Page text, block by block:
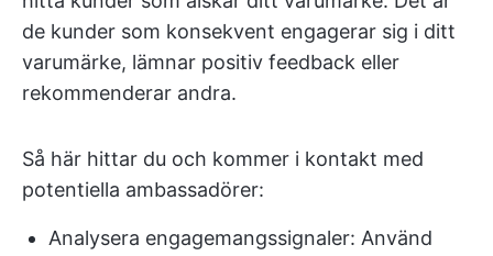
de kunder som konsekvent engagerar sig i ditt
varumärke, lämnar positiv feedback eller
rekommenderar andra.
Så här hittar du och kommer i kontakt med
potentiella ambassadörer:
Analysera engagemangssignaler: Använd